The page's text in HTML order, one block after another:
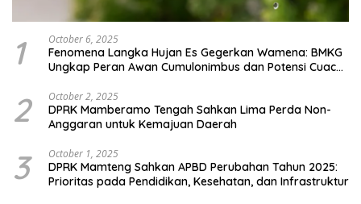
1 October 6, 2025
Fenomena Langka Hujan Es Gegerkan Wamena: BMKG
Ungkap Peran Awan Cumulonimbus dan Potensi Cuaca
2 October 2, 2025
DPRK Mamberamo Tengah Sahkan Lima Perda Non-
Anggaran untuk Kemajuan Daerah
3 October 1, 2025
DPRK Mamteng Sahkan APBD Perubahan Tahun 2025:
Prioritas pada Pendidikan, Kesehatan, dan Infrastruktur